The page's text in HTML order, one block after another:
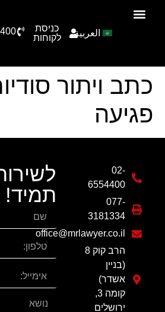
العربية
כניסת
לקוחות
כתב ויתור
פגיעה
תמיד!
02-
6554400
077-
3181334
office@mrlawyer.co.il
הרב קוק 8
(בניין
אשדר)
קומה 3,
ירושלים